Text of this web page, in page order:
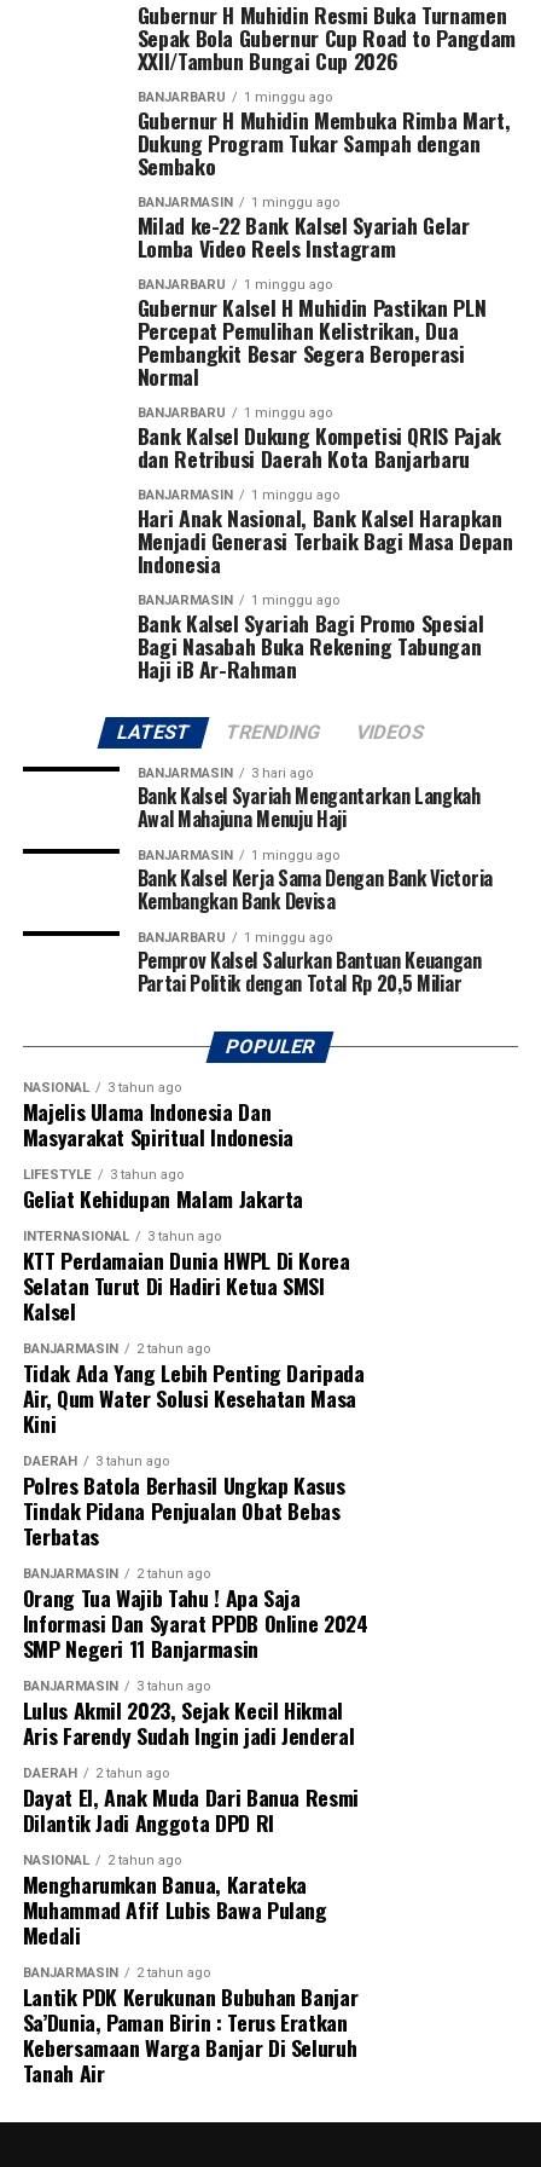
Kalimantan Selatan dan Kalimantan Tengah.
sekitar satu tahun, diperlukan wadah kompetisi yang
mampu menjaring talenta-talenta muda terbaik.
“Karena kita baru berdiri sekitar satu tahun dan
memiliki dua wilayah, yaitu Kalimantan Tengah dan
Kalimantan Selatan. Oleh karena itu, kami menggelar
turnamen sepak bola ini untuk mencari bibit-bibit anak
muda dari kedua provinsi tersebut,” ujar Pangdam Zainal
Pangdam menegaskan sepak bola bukan hanya olahraga
yang paling digemari masyarakat, tetapi juga sarana
membentuk karakter generasi muda melalui nilai
Turnamen ini diikuti 27 tim, terdiri dari 13 klub asal
Kalimantan Selatan dan 14 klub asal Kalimantan
Tengah. Dua tim terbaik dari masing-masing provinsi
akan melaju ke putaran final Pangdam XXII/Tambun
Bungai Cup 2026 yang dijadwalkan berlangsung di
Stadion Sangga Buana, Kalimantan Tengah, pada 6–8
Pangdam juga berharap dari kompetisi perdana tersebut
akan lahir pemain-pemain potensial yang mampu
membawa nama harum Kalimantan Selatan dan
Kalimantan Tengah di tingkat nasional bahkan
internasional.
Pembukaan turnamen semakin meriah dengan laga
perdana yang mempertemukan tim Kabupaten Tapin
melawan Kabupaten Hulu Sungai Utara (HSU). Kegiatan
Kalimantan Selatan, KONI Kalimantan Selatan, serta
berbagai organisasi olahraga lainnya sebagai bentuk
komitmen bersama dalam memajukan sepak bola dan
melahirkan generasi atlet berprestasi di Banua.
[adv/adpim]
Post Views: 17
Sebarkan
Messenger 0 Twitter
Messenger 0 Twitter 0
Gubernur H Muhidin Resmi Buka Turnamen
Sepak Bola Gubernur Cup Road to Pangdam
XXII/Tambun Bungai Cup 2026
BANJARBARU 1 minggu ago
Gubernur H Muhidin Membuka Rimba Mart,
Dukung Program Tukar Sampah dengan
Sembako
BANJARMASIN 1 minggu ago
Milad ke-22 Bank Kalsel Syariah Gelar
Lomba Video Reels Instagram
BANJARBARU 1 minggu ago
Gubernur Kalsel H Muhidin Pastikan PLN
Percepat Pemulihan Kelistrikan, Dua
Pembangkit Besar Segera Beroperasi
Normal
BANJARBARU 1 minggu ago
Bank Kalsel Dukung Kompetisi QRIS Pajak
dan Retribusi Daerah Kota Banjarbaru
BANJARMASIN 1 minggu ago
Hari Anak Nasional, Bank Kalsel Harapkan
Menjadi Generasi Terbaik Bagi Masa Depan
Indonesia
BANJARMASIN 1 minggu ago
Bank Kalsel Syariah Bagi Promo Spesial
Bagi Nasabah Buka Rekening Tabungan
Haji iB Ar-Rahman
LATEST TRENDING VIDEOS
BANJARMASIN 3 hari ago
Bank Kalsel Syariah Mengantarkan Langkah
Awal Mahajuna Menuju Haji
BANJARMASIN 1 minggu ago
Bank Kalsel Kerja Sama Dengan Bank Victoria
Kembangkan Bank Devisa
BANJARBARU 1 minggu ago
Pemprov Kalsel Salurkan Bantuan Keuangan
Partai Politik dengan Total Rp 20,5 Miliar
POPULER
NASIONAL 3 tahun ago
Majelis Ulama Indonesia Dan
Masyarakat Spiritual Indonesia
LIFESTYLE 3 tahun ago
Geliat Kehidupan Malam Jakarta
INTERNASIONAL 3 tahun ago
KTT Perdamaian Dunia HWPL Di Korea
Selatan Turut Di Hadiri Ketua SMSI
Kalsel
BANJARMASIN 2 tahun ago
Tidak Ada Yang Lebih Penting Daripada
Air, Qum Water Solusi Kesehatan Masa
Kini
DAERAH 3 tahun ago
Polres Batola Berhasil Ungkap Kasus
Tindak Pidana Penjualan Obat Bebas
Terbatas
BANJARMASIN 2 tahun ago
Orang Tua Wajib Tahu ! Apa Saja
Informasi Dan Syarat PPDB Online 2024
SMP Negeri 11 Banjarmasin
BANJARMASIN 3 tahun ago
Lulus Akmil 2023, Sejak Kecil Hikmal
Aris Farendy Sudah Ingin jadi Jenderal
DAERAH 2 tahun ago
Dayat El, Anak Muda Dari Banua Resmi
Dilantik Jadi Anggota DPD RI
NASIONAL 2 tahun ago
Mengharumkan Banua, Karateka
Muhammad Afif Lubis Bawa Pulang
Medali
BANJARMASIN 2 tahun ago
Lantik PDK Kerukunan Bubuhan Banjar
Sa’Dunia, Paman Birin : Terus Eratkan
Kebersamaan Warga Banjar Di Seluruh
Tanah Air